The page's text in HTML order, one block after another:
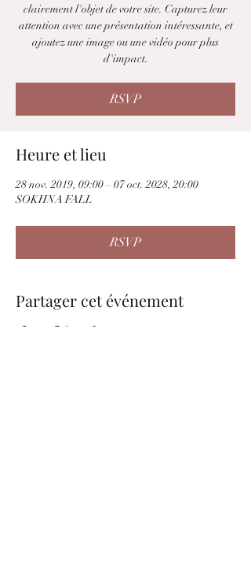
clairement l'objet de votre site. Capturez leur
attention avec une présentation intéressante, et
ajoutez une image ou une vidéo pour plus
d'impact.
RSVP
Heure et lieu
28 nov. 2019, 09:00 – 07 oct. 2028, 20:00
SOKHNA FALL
RSVP
Partager cet événement